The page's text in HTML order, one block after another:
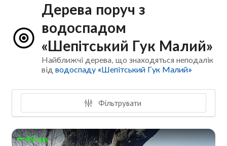
Дерева поруч з
водоспадом
«Шепітський Гук Малий»
Найближчі дерева, що знаходяться неподалік
відводоспаду «Шепітський Гук Малий»
Фільтрувати
49 км